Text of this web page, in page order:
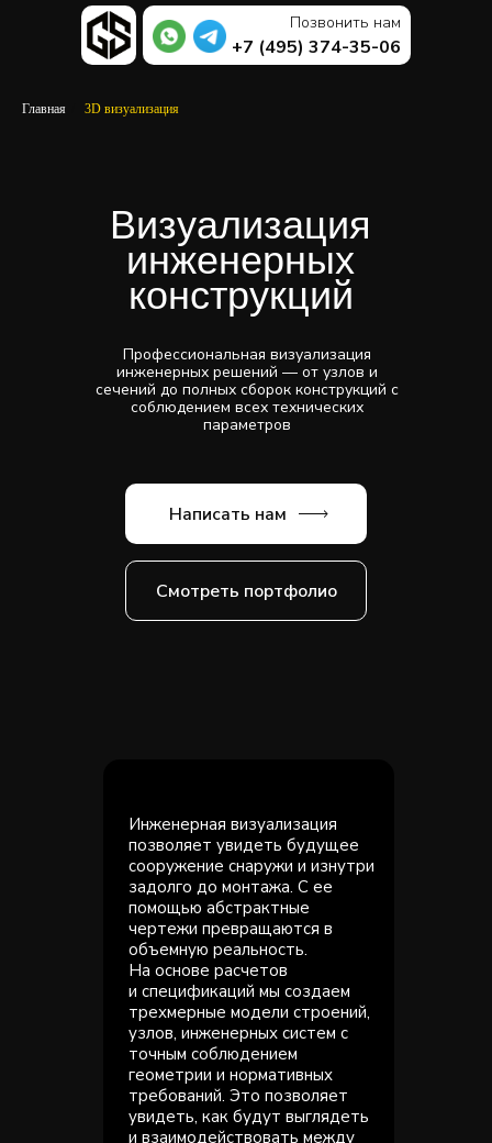
Позвонить нам
+7 (495) 374-35-06
Главная 3D визуализация
Визуализация
инженерных
конструкций
Профессиональная визуализация
инженерных решений — от узлов и
сечений до полных сборок конструкций с
соблюдением всех технических
параметров
Смотреть портфолио
Написать нам
Инженерная визуализация
позволяет увидеть будущее
сооружение снаружи и изнутри
задолго до монтажа. С ее
помощью абстрактные
чертежи превращаются в
объемную реальность.
На основе расчетов
и спецификаций мы создаем
трехмерные модели строений,
узлов, инженерных систем с
точным соблюдением
геометрии и нормативных
требований. Это позволяет
увидеть, как будут выглядеть
и взаимодействовать между